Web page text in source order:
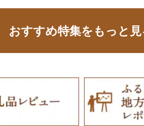
おすすめ特集をもっと